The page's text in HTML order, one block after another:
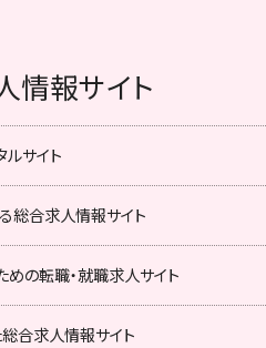
情報サイト
サイト
総合求人情報サイト
の転職・就職求人サイト
合求人情報サイト